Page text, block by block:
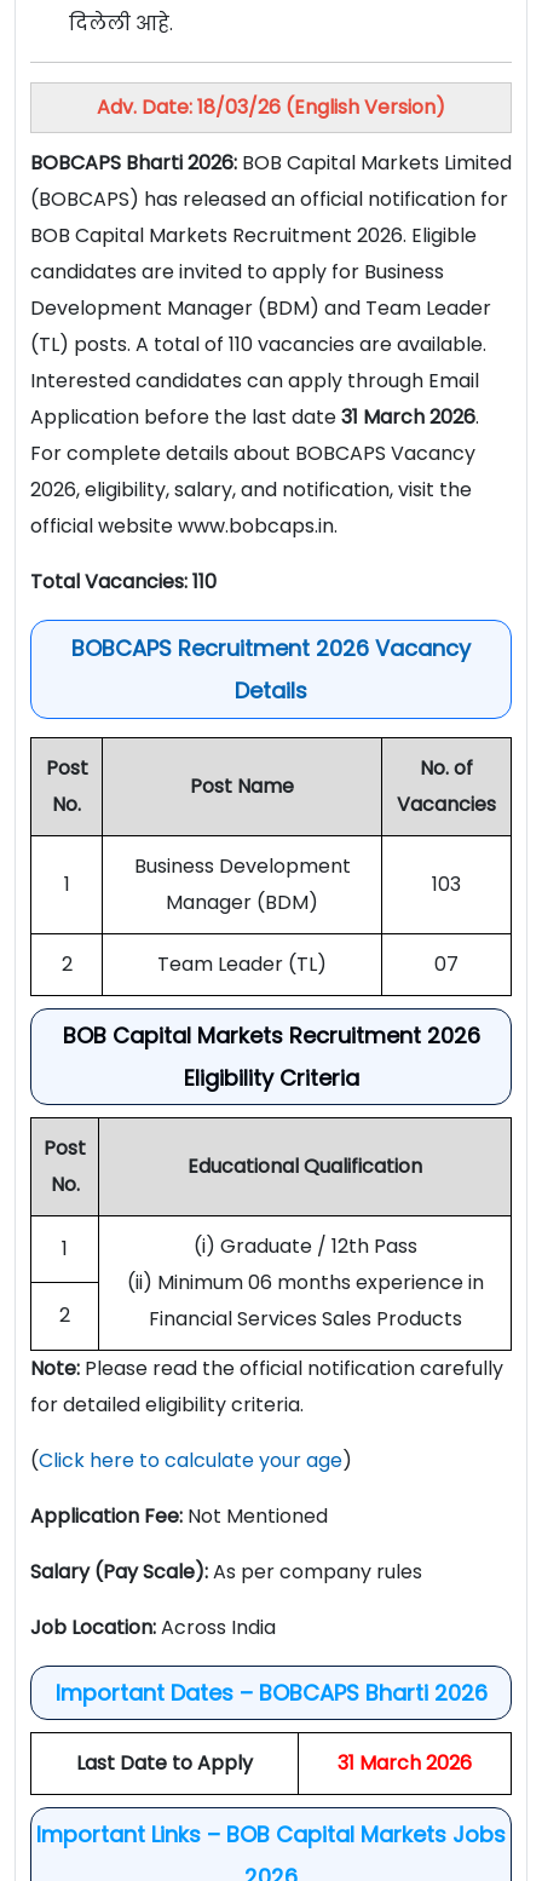
दिलेली आहे.
Adv. Date: 18/03/26 (English Version)
BOBCAPS Bharti 2026: BOB Capital Markets Limited
(BOBCAPS) has released an official notification for
BOB Capital Markets Recruitment 2026. Eligible
candidates are invited to apply for Business
Development Manager (BDM) and Team Leader
(TL) posts. A total of 110 vacancies are available.
Interested candidates can apply through Email
Application before the last date31 March 2026.
For complete details about BOBCAPS Vacancy
2026, eligibility, salary, and notification, visit the
official website www.bobcaps.in.
Total Vacancies: 110
BOBCAPS Recruitment 2026 Vacancy
Details
Post
No.
Post Name
No. of
Vacancies
1
Business Development
Manager (BDM)
103
2 Team Leader (TL) 07
BOB Capital Markets Recruitment 2026
Eligibility Criteria
Post
No.
Educational Qualification
1
(i) Graduate / 12th Pass
(ii) Minimum 06 months experience in
Financial Services Sales Products
2
Note: Please read the official notification carefully
for detailed eligibility criteria.
(Click here to calculate your age)
Application Fee: Not Mentioned
Salary (Pay Scale):As per company rules
Job Location:Across India
Important Dates – BOBCAPS Bharti 2026
Last Date to Apply 31 March 2026
Important Links – BOB Capital Markets Jobs